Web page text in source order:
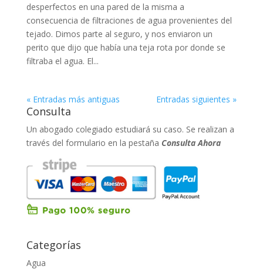
desperfectos en una pared de la misma a
consecuencia de filtraciones de agua provenientes del
tejado. Dimos parte al seguro, y nos enviaron un
perito que dijo que había una teja rota por donde se
filtraba el agua. El...
« Entradas más antiguas Entradas siguientes »
Consulta
Un abogado colegiado estudiará su caso. Se realizan a
través del formulario en la pestaña Consulta Ahora
Categorías
Agua